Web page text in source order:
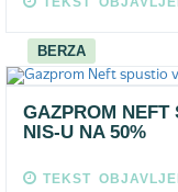
BERZA
GAZPROM NEFT
NIS-U NA 50%
TEKST